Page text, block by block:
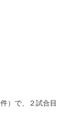
）で、２試合目